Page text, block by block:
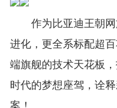
作为比亚迪王朝
进化，更全系标配超
端旗舰的技术天花板
时代的梦想座驾，诠
案！